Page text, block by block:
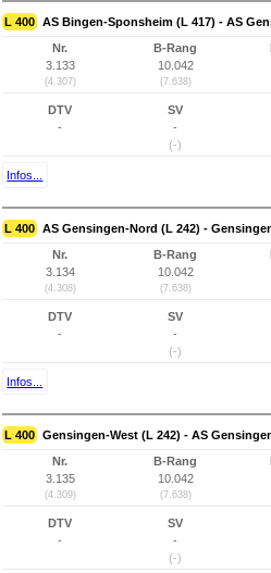
L 400 AS Bingen-Sponsheim (L 417) - AS
Nr.
3.133
(4.307)
B-Rang
10.042
(7.638)
DTV
-
SV
-
(-)
Infos...
L 400 AS Gensingen-Nord (L 242) -
Nr.
3.134
(4.308)
B-Rang
10.042
(7.638)
DTV
-
SV
-
(-)
Infos...
L 400 Gensingen-West (L 242) - AS
Nr.
3.135
(4.309)
B-Rang
10.042
(7.638)
DTV
-
SV
-
(-)